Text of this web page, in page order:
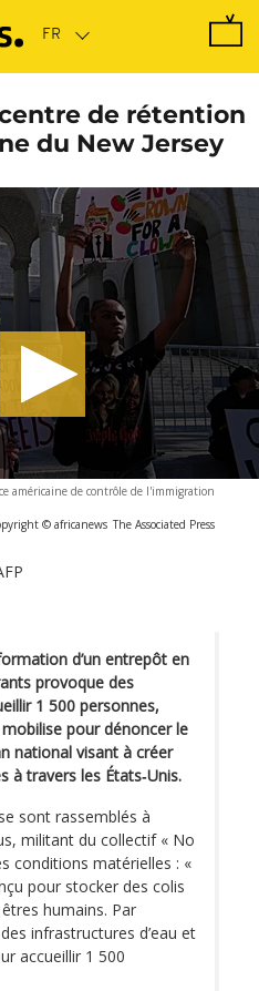
de rétention
du New Jersey
américaine de contrôle de l'immigration
© africanews The Associated Press
d’un entrepôt en
provoque des
1 500 personnes,
pour dénoncer le
national visant à créer
à travers les États‑Unis.
sont rassemblés à
militant du collectif « No
conditions matérielles : «
pour stocker des colis
humains. Par
infrastructures d’eau et
accueillir 1 500